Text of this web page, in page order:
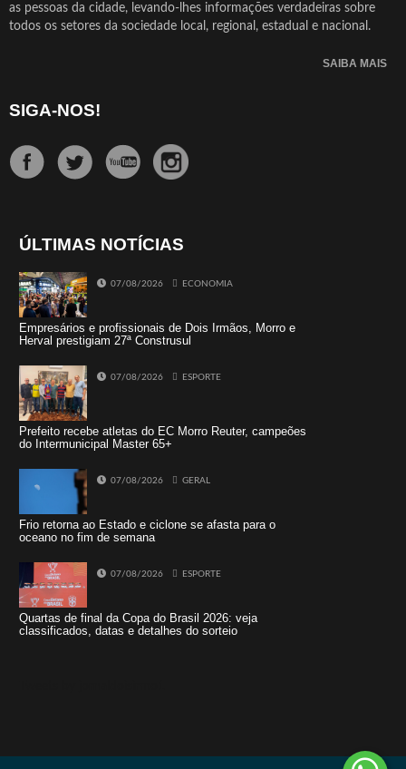
as pessoas da cidade, levando-lhes informações verdadeiras sobre
todos os setores da sociedade local, regional, estadual e nacional.
SAIBA MAIS
SIGA-NOS!
ÚLTIMAS NOTÍCIAS
07/08/2026 ECONOMIA
Empresários e profissionais de Dois Irmãos, Morro e
Herval prestigiam 27ª Construsul
07/08/2026 ESPORTE
Prefeito recebe atletas do EC Morro Reuter, campeões
do Intermunicipal Master 65+
07/08/2026 GERAL
Frio retorna ao Estado e ciclone se afasta para o
oceano no fim de semana
07/08/2026 ESPORTE
Quartas de final da Copa do Brasil 2026: veja
classificados, datas e detalhes do sorteio